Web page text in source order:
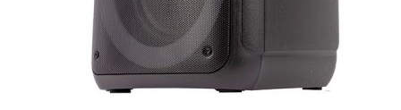
Cookies de
Estas cookies
por terceras partes